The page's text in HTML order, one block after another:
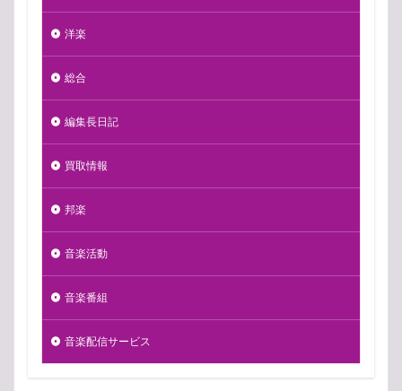
洋楽
総合
編集長日記
買取情報
邦楽
音楽活動
音楽番組
音楽配信サービス